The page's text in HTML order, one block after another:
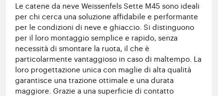
Le catene da neve Weissenfels Sette M45 sono ideali
per chi cerca una soluzione affidabile e performante
per le condizioni di neve e ghiaccio. Si distinguono
per il loro montaggio semplice e rapido, senza
necessità di smontare la ruota, il che è
particolarmente vantaggioso in caso di maltempo. La
loro progettazione unica con maglie di alta qualità
garantisce una trazione ottimale e una durata
maggiore. Grazie a una superficie di contatto